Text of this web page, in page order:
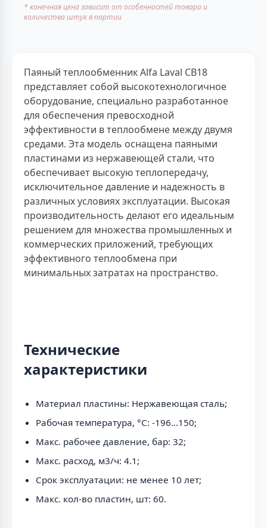
* конечная цена зависит от особенностей товара и
количества штук в партии
Паяный теплообменник Alfa Laval CB18
представляет собой высокотехнологичное
оборудование, специально разработанное
для обеспечения превосходной
эффективности в теплообмене между двумя
средами. Эта модель оснащена паяными
пластинами из нержавеющей стали, что
обеспечивает высокую теплопередачу,
исключительное давление и надежность в
различных условиях эксплуатации. Высокая
производительность делают его идеальным
решением для множества промышленных и
коммерческих приложений, требующих
эффективного теплообмена при
минимальных затратах на пространство.
Технические
характеристики
Материал пластины: Нержавеющая сталь;
Рабочая температура, °C: -196...150;
Макс. рабочее давление, бар: 32;
Макс. расход, м3/ч: 4.1;
Срок эксплуатации: не менее 10 лет;
Макс. кол-во пластин, шт: 60.